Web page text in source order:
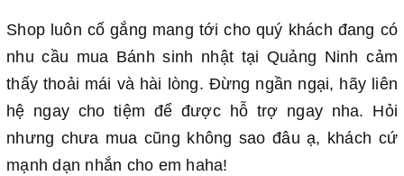
Shop luôn cố gắng mang tới cho quý khách đang có
nhu cầu mua Bánh sinh nhật tại Quảng Ninh cảm
thấy thoải mái và hài lòng. Đừng ngần ngại, hãy liên
hệ ngay cho tiệm để được hỗ trợ ngay nha. Hỏi
nhưng chưa mua cũng không sao đâu ạ, khách cứ
mạnh dạn nhắn cho em haha!